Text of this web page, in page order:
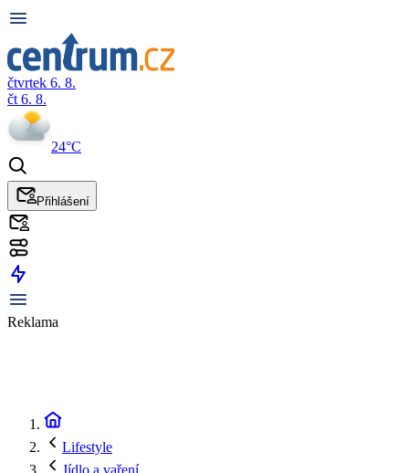
čtvrtek 6. 8.
čt 6. 8.
24°C
Přihlášení
Reklama
Lifestyle
Jídlo a vaření